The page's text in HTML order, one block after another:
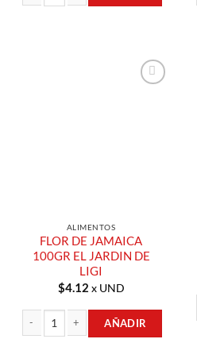
ALIMENTOS
FLOR DE JAMAICA
100GR EL JARDIN DE
LIGI
$4.12 x UND
AÑADIR